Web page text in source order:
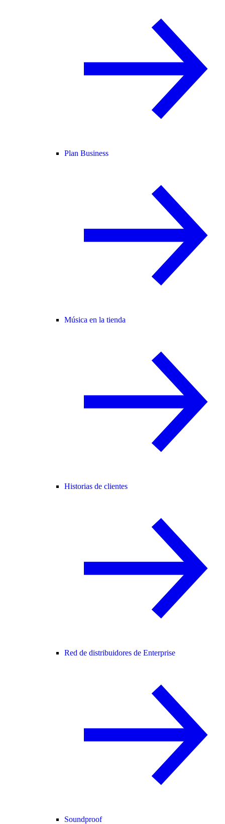
Plan Business
Música en la tienda
Historias de clientes
Red de distribuidores de Enterprise
Soundproof